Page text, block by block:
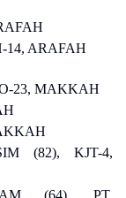
14, ARAFAH
23, MAKKAH
(82), KJT-4,
(64), PT.